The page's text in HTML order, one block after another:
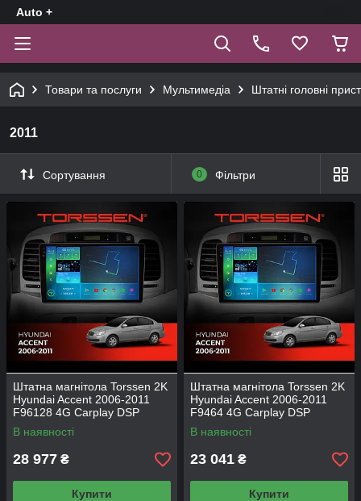
Auto +
Товари та послуги Мультимедіа Штатні головні
2011
Сортування 0 Фільтри
Штатна магнітола Torssen 2K
Hyundai Accent 2006-2011
F96128 4G Carplay DSP
В наявності
28 977 ₴
Купити
Штатна магнітола Torssen 2K
Hyundai Accent 2006-2011
F9464 4G Carplay DSP
В наявності
23 041 ₴
Купити